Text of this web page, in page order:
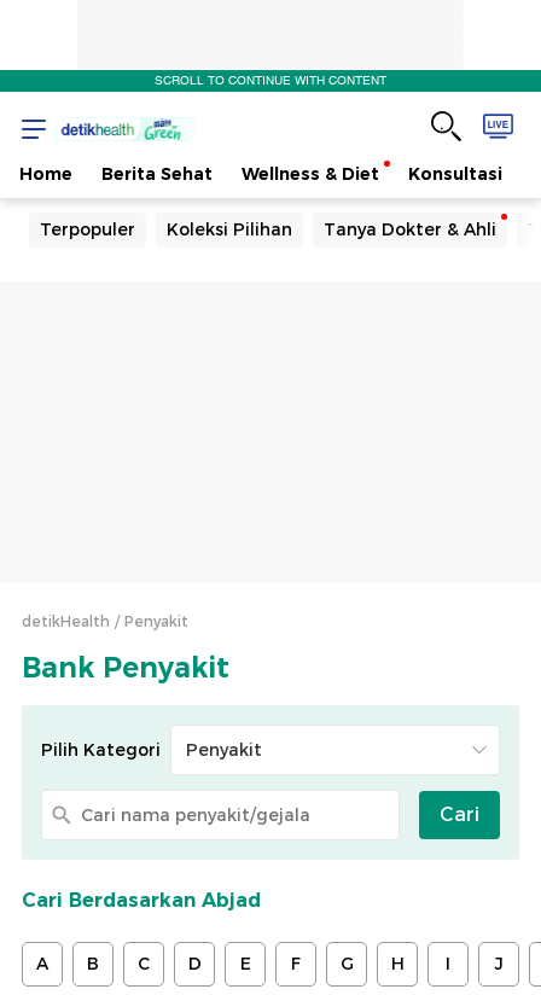
SCROLL TO CONTINUE WITH CONTENT
Home Berita Sehat Wellness & Diet Konsultasi
Terpopuler Koleksi Pilihan Tanya Dokter & Ahli
detikHealth Penyakit
Bank Penyakit
Pilih Kategori
Cari
Cari Berdasarkan Abjad
A B C D E F G H I J